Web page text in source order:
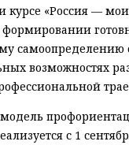
курсе «Россия —
самоопределению
возможностях
с 1